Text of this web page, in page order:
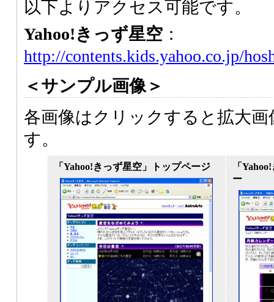
以下よりアクセス可能です。
Yahoo!きっず星空 ：
http://contents.kids.yahoo.co.jp/
＜サンプル画像＞
各画像はクリックすると拡大
す。
「Yahoo!きっず星空」トップページ
「
ー